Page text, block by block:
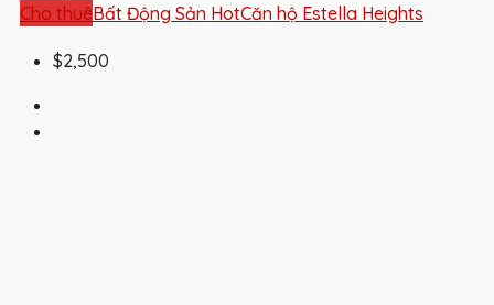
Cho thuêBất Động Sản HotCăn hộ Estella Heights
$2,500